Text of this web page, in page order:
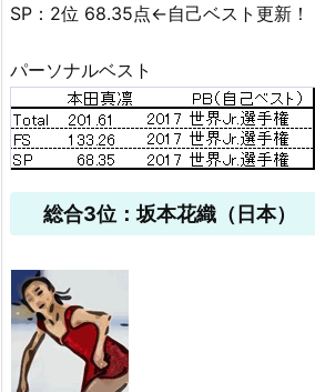
SP：2位 68.35点←自己ベスト更新！
パーソナルベスト
総合3位：坂本花織（日本）